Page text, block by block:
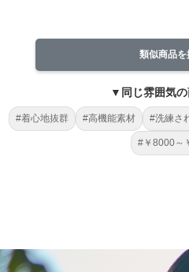
類似商品を
▼同じ雰囲気
#着心地抜群 #高機能素材 #洗練さ
#￥8000～